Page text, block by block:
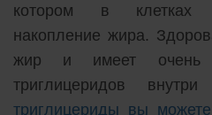
котором в клетках
накопление жира.
жир и имеет очень
триглицеридов
триглицериды вы